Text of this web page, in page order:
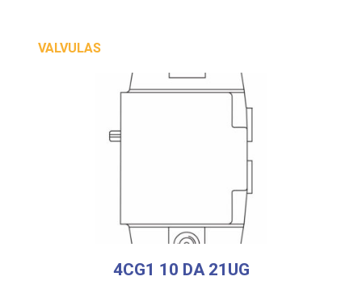
VALVULAS
4CG1 10 DA 21UG